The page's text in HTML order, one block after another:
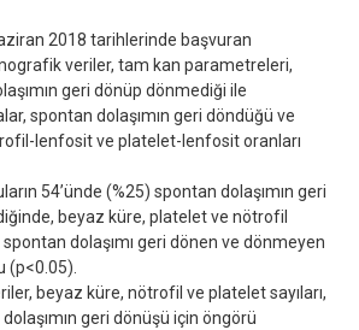
2018 tarihlerinde başvuran
veriler, tam kan parametreleri,
geri dönüp dönmediği ile
spontan dolaşımın geri döndüğü ve
lenfosit ve platelet-lenfosit oranları
54’ünde (%25) spontan dolaşımın geri
beyaz küre, platelet ve nötrofil
dolaşımı geri dönen ve dönmeyen
(p<0.05).
beyaz küre, nötrofil ve platelet sayıları,
geri dönüşü için öngörü